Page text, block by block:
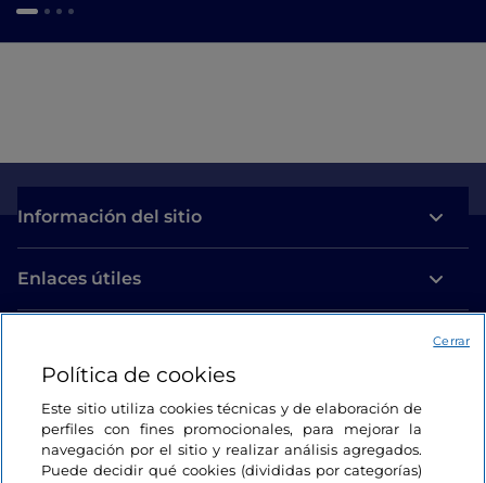
Información del sitio
Enlaces útiles
Estamos en contacto
Política de cookies
Este sitio utiliza cookies técnicas y de elaboración de
perfiles con fines promocionales, para mejorar la
navegación por el sitio y realizar análisis agregados.
Puede decidir qué cookies (divididas por categorías)
Cerrar